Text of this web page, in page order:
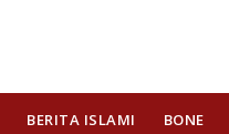
BERITA ISLAMI BONE